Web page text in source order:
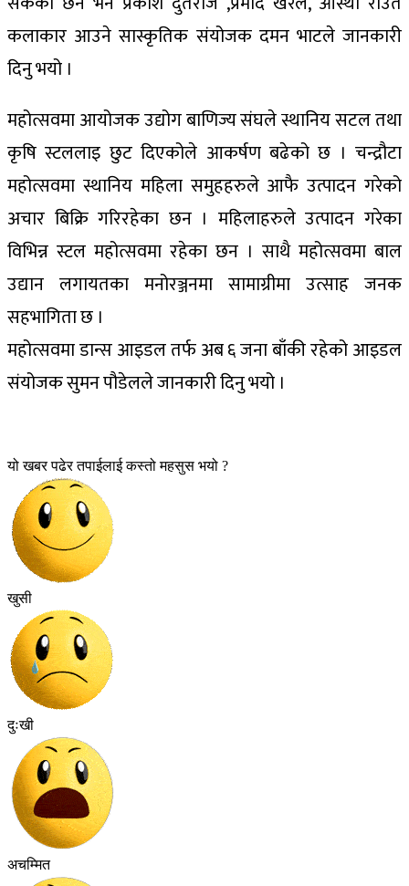
कलाकार आउने सास्कृतिक संयोजक दमन भाटले जानकारी
दिनु भयो ।
महोत्सवमा आयोजक उद्योग बाणिज्य संघले स्थानिय सटल तथा
कृषि स्टललाइ छुट दिएकोले आकर्षण बढेको छ । चन्द्रौटा
महोत्सवमा स्थानिय महिला समुहहरुले आफै उत्पादन गरेको
अचार बिक्रि गरिरहेका छन । महिलाहरुले उत्पादन गरेका
विभिन्न स्टल महोत्सवमा रहेका छन । साथै महोत्सवमा बाल
उद्यान लगायतका मनोरञ्जनमा सामाग्रीमा उत्साह जनक
सहभागिता छ ।
महोत्सवमा डान्स आइडल तर्फ अब ६ जना बाँकी रहेको आइडल
संयोजक सुमन पौडेलले जानकारी दिनु भयो ।
यो खबर पढेर तपाईलाई कस्तो महसुस भयो ?
खुसी
दुःखी
अचम्मित